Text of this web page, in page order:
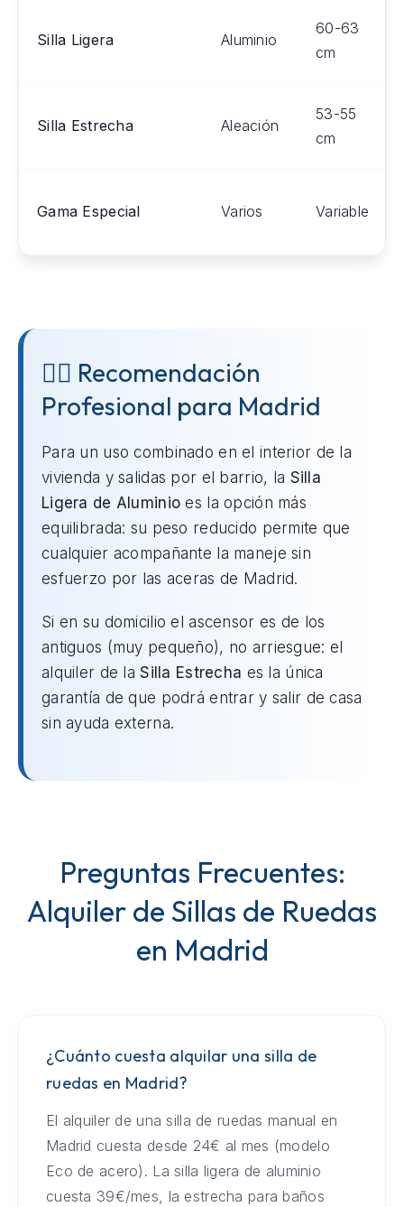
Silla Ligera Aluminio
60-63
cm
Silla Estrecha Aleación
53-55
cm
Gama Especial Varios Variable
👨‍⚕️ Recomendación
Profesional para Madrid
Para un uso combinado en el interior de la
vivienda y salidas por el barrio, la Silla
Ligera de Aluminio es la opción más
equilibrada: su peso reducido permite que
cualquier acompañante la maneje sin
esfuerzo por las aceras de Madrid.
Si en su domicilio el ascensor es de los
antiguos (muy pequeño), no arriesgue: el
alquiler de laSilla Estrecha es la única
garantía de que podrá entrar y salir de casa
sin ayuda externa.
Preguntas Frecuentes:
Alquiler de Sillas de Ruedas
en Madrid
¿Cuánto cuesta alquilar una silla de
ruedas en Madrid?
El alquiler de una silla de ruedas manual en
Madrid cuesta desde 24€ al mes (modelo
Eco de acero). La silla ligera de aluminio
cuesta 39€/mes, la estrecha para baños